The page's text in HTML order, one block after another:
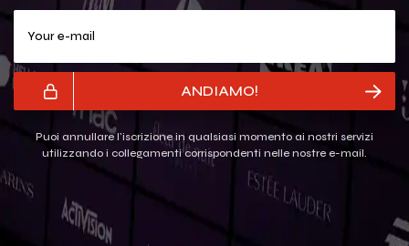
ANDIAMO!
Puoi annullare l'iscrizione in qualsiasi momento ai nostri servizi
utilizzando i collegamenti corrispondenti nelle nostre e-mail.